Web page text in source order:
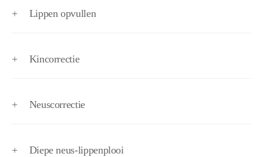
+ Lippen opvullen
+ Kincorrectie
+ Neuscorrectie
+ Diepe neus-lippenplooi